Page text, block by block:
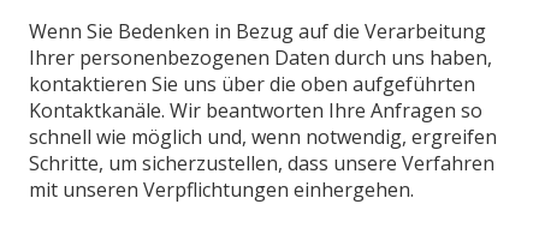
Wenn Sie Bedenken in Bezug auf die Verarbeitung
Ihrer personenbezogenen Daten durch uns haben,
kontaktieren Sie uns über die oben aufgeführten
Kontaktkanäle. Wir beantworten Ihre Anfragen so
schnell wie möglich und, wenn notwendig, ergreifen
Schritte, um sicherzustellen, dass unsere Verfahren
mit unseren Verpflichtungen einhergehen.